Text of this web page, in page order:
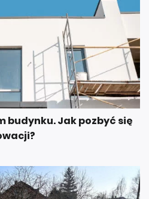
budynku. Jak pozbyć się